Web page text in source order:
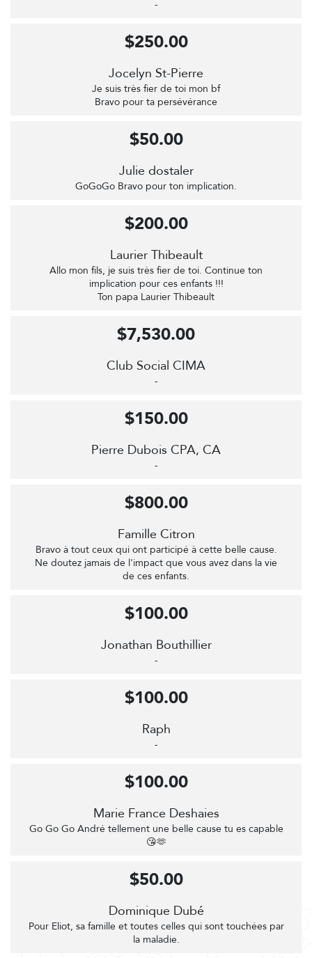
-
Jocelyn St-Pierre
Je suis très fier de toi mon bf
Bravo pour ta persévérance
$250.00
Julie dostaler
GoGoGo Bravo pour ton implication.
$50.00
Laurier Thibeault
Allo mon fils, je suis très fier de toi. Continue ton
implication pour ces enfants !!!
Ton papa Laurier Thibeault
$200.00
Club Social CIMA
-
$7,530.00
Pierre Dubois CPA, CA
-
$150.00
Famille Citron
Bravo à tout ceux qui ont participé à cette belle cause.
Ne doutez jamais de l'impact que vous avez dans la vie
de ces enfants.
$800.00
Jonathan Bouthillier
-
$100.00
Raph
-
$100.00
Marie France Deshaies
Go Go Go André tellement une belle cause tu es capable
😘🫶
$100.00
Dominique Dubé
Pour Eliot, sa famille et toutes celles qui sont touchées par
la maladie.
$50.00